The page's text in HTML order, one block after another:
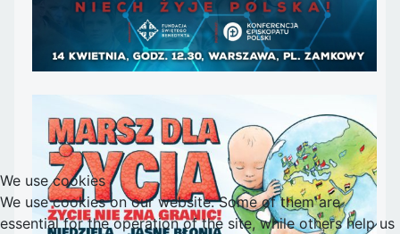
We use cookies
We use cookies on our website. Some of them are
essential for the operation of the site, while others help us